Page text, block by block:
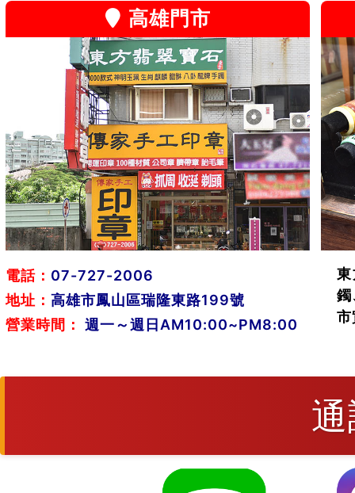
高雄門市
電話： 07-727-2006
地址： 高雄市鳳山區瑞隆東路199號
營業時間：
週一～週日AM10:00~PM8:00
鐲
市